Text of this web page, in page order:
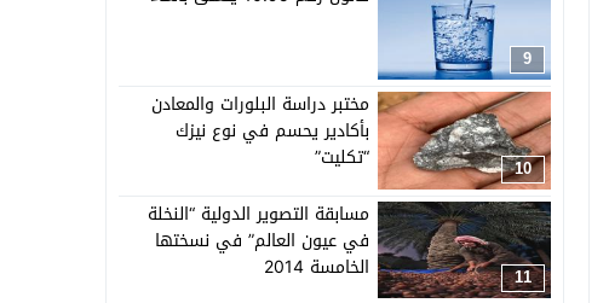
9
10
مختبر دراسة البلورات والمعادن
بأكادير يحسم في نوع نيزك
“تكليت”
11
مسابقة التصوير الدولية “النخلة
في عيون العالم” في نسختها
الخامسة 2014